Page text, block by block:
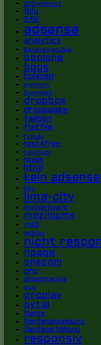
000webhost
1blu
9f8
adsense
analytics
Bananenrepublik
bbclone
bpgs
bplaced
byethost
Download
dropbox
droppages
failban
flatfile
Frauen
host4free
hostinger
hpage
html
kein adsense
kilu
lima-city
motherboard
mozilocms
ms5
netcup
nicht
npage
onecom
php
phpsqlitecms
pico
proplay
pytal
Rente
Rentenanpassung
Rentenerhöhung
responsiv